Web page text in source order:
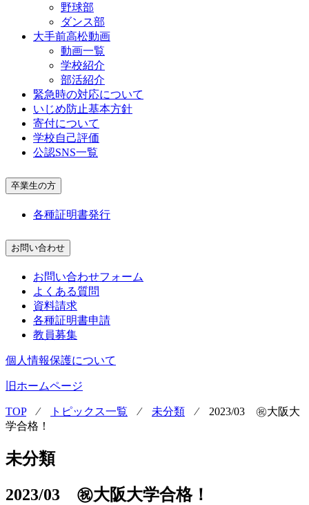
野球部
ダンス部
大手前高松動画
動画一覧
学校紹介
部活紹介
緊急時の対応について
いじめ防止基本方針
寄付について
学校自己評価
公認SNS一覧
卒業生の方
各種証明書発行
お問い合わせ
お問い合わせフォーム
よくある質問
資料請求
各種証明書申請
教員募集
個人情報保護について
旧ホームページ
TOP⁄ トピックス一覧 ⁄ 未分類 ⁄ 2023/03 ㊗大阪大
学合格！
未分類
2023/03 ㊗大阪大学合格！